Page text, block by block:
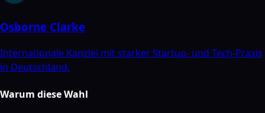
Osborne Clarke
Internationale Kanzlei mit starker Startup- und Tech-Praxis
in Deutschland.
Warum diese Wahl